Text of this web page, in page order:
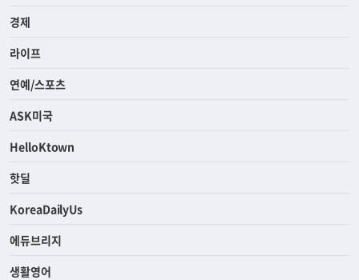
경제
라이프
연예/스포츠
ASK미국
HelloKtown
핫딜
KoreaDailyUs
에듀브리지
생활영어